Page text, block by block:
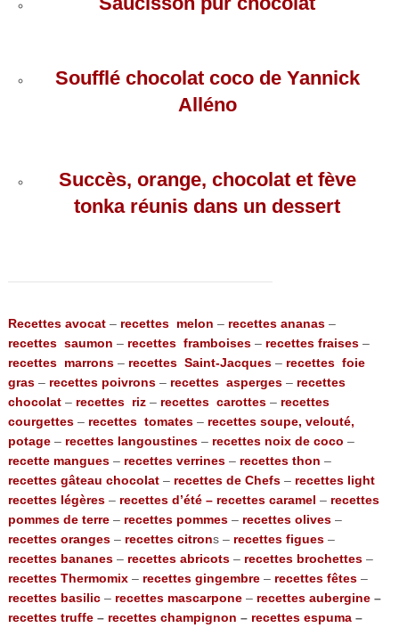
Soufflé chocolat coco de Yannick
Alléno
Succès, orange, chocolat et fève
tonka réunis dans un dessert
Recettes avocat– recettes melon – recettes ananas–
recettes saumon – recettes framboises– recettes fraises–
recettes marrons– recettes Saint-Jacques– recettes foie
gras–recettes poivrons– recettes asperges – recettes
chocolat– recettes riz– recettes carottes– recettes
courgettes– recettes tomates– recettes soupe, velouté,
potage– recettes langoustines–recettes noix de coco –
recette mangues– recettes verrines– recettes thon –
recettes gâteau chocolat– recettes de Chefs– recettes light
recettes légères– recettes d’été –recettes caramel – recettes
pommes de terre– recettes pommes– recettes olives–
recettes oranges– recettes citrons – recettes figues–
recettes bananes– recettes abricots– recettes brochettes–
recettes Thermomix– recettes gingembre– recettes fêtes–
recettes basilic– recettes mascarpone– recettes aubergine–
recettes truffe– recettes champignon – recettes espuma–